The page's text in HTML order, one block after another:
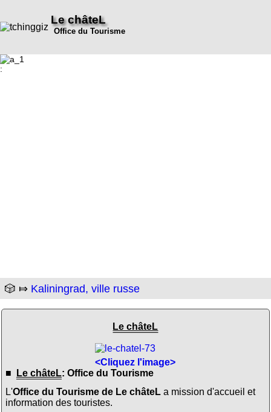
Le châteL
Office du Tourisme
:
🎲 ⤇ Kaliningrad, ville russe
Le châteL
<Cliquez l'image>
■
Le châteL: Office du Tourisme
L'Office du Tourisme de Le châteLa mission d'accueil et
information des touristes.